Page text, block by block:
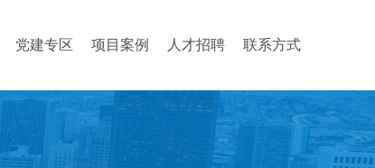
党建专区 项目案例 人才招聘 联系方式